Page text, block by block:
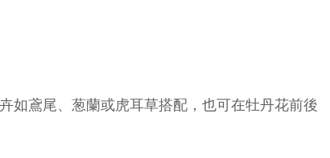
如鳶尾、葱蘭或虎耳草搭配，也可在牡丹花前後